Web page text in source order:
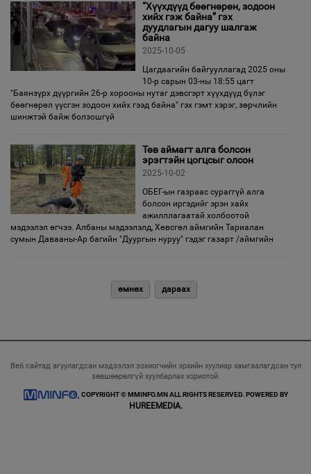
“Хүүхдүүд бөөгнөрөн, зодоон
хийх гэж байна” гэх
дуудлагын дагуу шалгаж
байна
2025-10-05
Цагдаагийн байгууллагад 2025 оны
10-р сарын 03-ны 18:55 цагт
"Баянзүрх дүүргийн 26-р хорооны нутаг дэвсгэрт хүүхдүүд бүлэг
бөөгнөрөл үүсгэн зодоон хийх гээд байна" гэх гэмт хэрэг, зөрчлийн
шинжтэй байж болзошгүй
Төв аймагт алга болсон
эрэгтэйн цогцсыг олсон
2025-10-02
ОБЕГ-ын газраас сураггүй алга
болсон иргэдийг эрэн хайх
ажилллагаатай холбоотой
мэдээлэл өгчээ. Албаны мэдээлэлд, Хөвсгөл аймгийн Тариалан
сумын Давааны-Ар багийн "Дуургын нуруу" гэдэг газарт /аймгийн
өмнөх дараах
Веб сайтад агуулагдсан мэдээлэл зохиогчийн эрхийн хуулиар хамгаалагдсан тул
зөвшөөрөлгүй хуулбарлах хориотой.
COPYRIGHT © MMINFO.MN ALL RIGHTS RESERVED. POWERED BY
HUREEMEDIA.